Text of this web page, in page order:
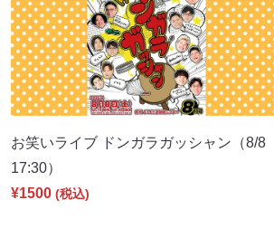
お笑いライブ ドンガラガッシャン（8/8
17:30）
¥1500 (税込)